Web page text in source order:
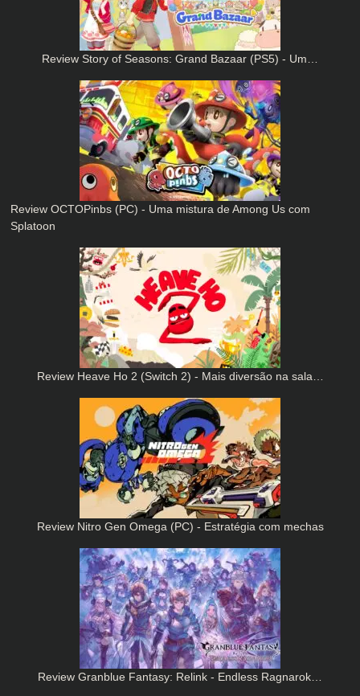
Review Story of Seasons: Grand Bazaar (PS5) - Um…
Review OCTOPinbs (PC) - Uma mistura de Among Us com
Splatoon
Review Heave Ho 2 (Switch 2) - Mais diversão na sala…
Review Nitro Gen Omega (PC) - Estratégia com mechas
Review Granblue Fantasy: Relink - Endless Ragnarok…